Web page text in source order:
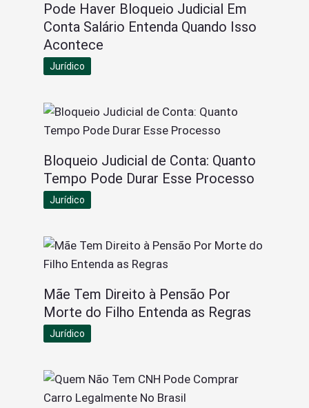
Pode Haver Bloqueio Judicial Em
Conta Salário Entenda Quando Isso
Acontece
Jurídico
Bloqueio Judicial de Conta: Quanto
Tempo Pode Durar Esse Processo
Jurídico
Mãe Tem Direito à Pensão Por
Morte do Filho Entenda as Regras
Jurídico